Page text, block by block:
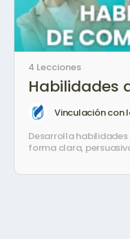
4 Lecciones
Habilidades
Vinculación con
Desarrolla
forma clara,
mensajes con